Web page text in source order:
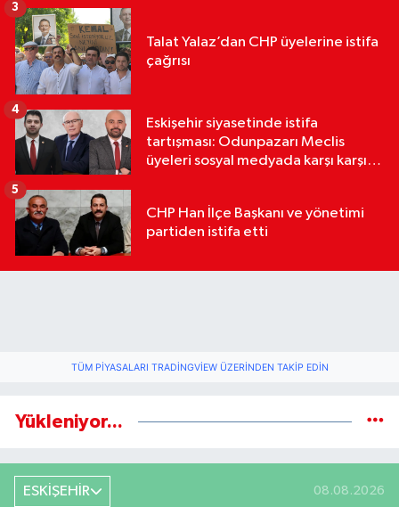
Talat Yalaz’dan CHP üyelerine istifa
çağrısı
3
Eskişehir siyasetinde istifa
tartışması: Odunpazarı Meclis
üyeleri sosyal medyada karşı karşıya
4
CHP Han İlçe Başkanı ve yönetimi
partiden istifa etti
5
TÜM PIYASALARI TRADINGVIEW ÜZERINDEN TAKIP EDIN
Yükleniyor...
ESKİŞEHİR 08.08.2026